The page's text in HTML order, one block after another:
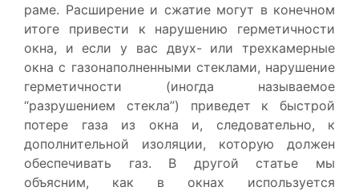
раме. Расширение и сжатие могут в конечном
итоге привести к нарушению герметичности
окна, и если у вас двух- или трехкамерные
окна с газонаполненными стеклами, нарушение
герметичности (иногда называемое
“разрушением стекла”) приведет к быстрой
потере газа из окна и, следовательно, к
дополнительной изоляции, которую должен
обеспечивать газ. В другой статье мы
объясним, как в окнах используется